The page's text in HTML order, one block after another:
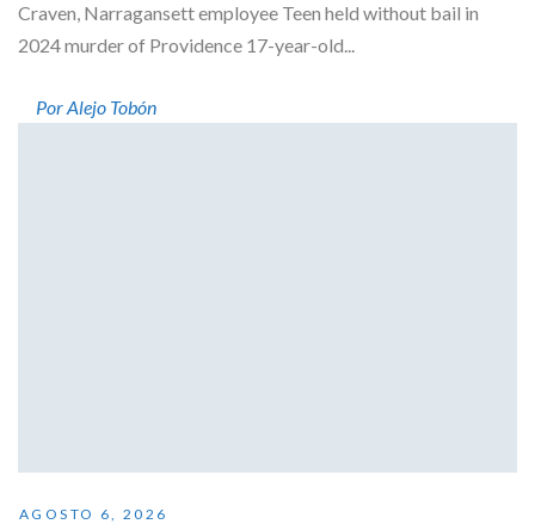
Craven, Narragansett employee Teen held without bail in
2024 murder of Providence 17-year-old...
Por Alejo Tobón
AGOSTO 6, 2026